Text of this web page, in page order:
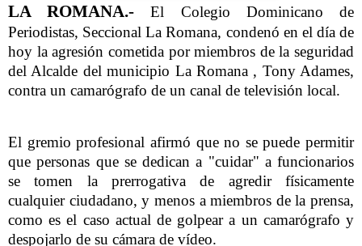
LA ROMANA.-El Colegio Dominicano de
Periodistas, Seccional La Romana, condenó en el día de
hoy la agresión cometida por miembros de la seguridad
del Alcalde del municipio La Romana , Tony Adames,
contra un camarógrafo de un canal de televisión local.
El gremio profesional afirmó que no se puede permitir
que personas que se dedican a "cuidar" a funcionarios
se tomen la prerrogativa de agredir físicamente
cualquier ciudadano, y menos a miembros de la prensa,
como es el caso actual de golpear a un camarógrafo y
despojarlo de su cámara de vídeo.